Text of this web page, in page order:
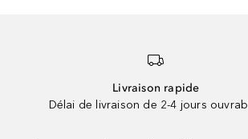
Livraison rapide
Délai de livraison de 2-4 jours